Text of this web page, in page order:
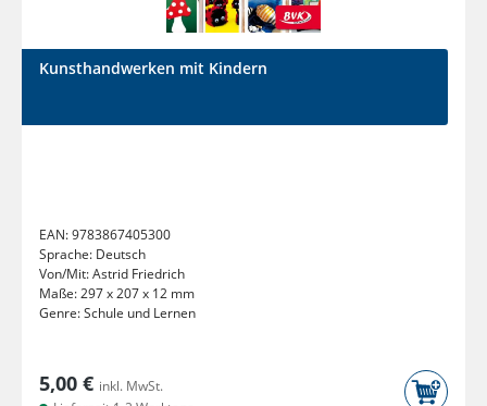
Kunsthandwerken mit Kindern
EAN:9783867405300
Sprache: Deutsch
Von/Mit:Astrid Friedrich
Maße:297 x 207 x 12 mm
Genre:Schule und Lernen
5,00 € inkl. MwSt.